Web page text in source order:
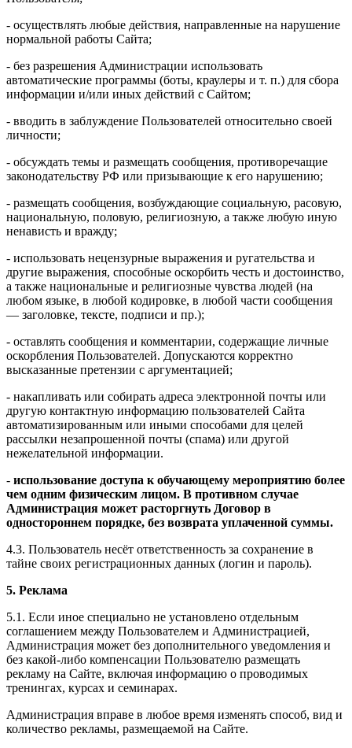
- осуществлять любые действия, направленные на нарушение
нормальной работы Сайта;
- без разрешения Администрации использовать
автоматические программы (боты, краулеры и т. п.) для сбора
информации и/или иных действий с Сайтом;
- вводить в заблуждение Пользователей относительно своей
личности;
- обсуждать темы и размещать сообщения, противоречащие
законодательству РФ или призывающие к его нарушению;
- размещать сообщения, возбуждающие социальную, расовую,
национальную, половую, религиозную, а также любую иную
ненависть и вражду;
- использовать нецензурные выражения и ругательства и
другие выражения, способные оскорбить честь и достоинство,
а также национальные и религиозные чувства людей (на
любом языке, в любой кодировке, в любой части сообщения
— заголовке, тексте, подписи и пр.);
- оставлять сообщения и комментарии, содержащие личные
оскорбления Пользователей. Допускаются корректно
высказанные претензии с аргументацией;
- накапливать или собирать адреса электронной почты или
другую контактную информацию пользователей Сайта
автоматизированным или иными способами для целей
рассылки незапрошенной почты (спама) или другой
нежелательной информации.
- использование доступа к обучающему мероприятию более
чем одним физическим лицом. В противном случае
Администрация может расторгнуть Договор в
одностороннем порядке, без возврата уплаченной суммы.
4.3. Пользователь несёт ответственность за сохранение в
тайне своих регистрационных данных (логин и пароль).
5. Реклама
5.1. Если иное специально не установлено отдельным
соглашением между Пользователем и Администрацией,
Администрация может без дополнительного уведомления и
без какой-либо компенсации Пользователю размещать
рекламу на Сайте, включая информацию о проводимых
тренингах, курсах и семинарах.
Администрация вправе в любое время изменять способ, вид и
количество рекламы, размещаемой на Сайте.